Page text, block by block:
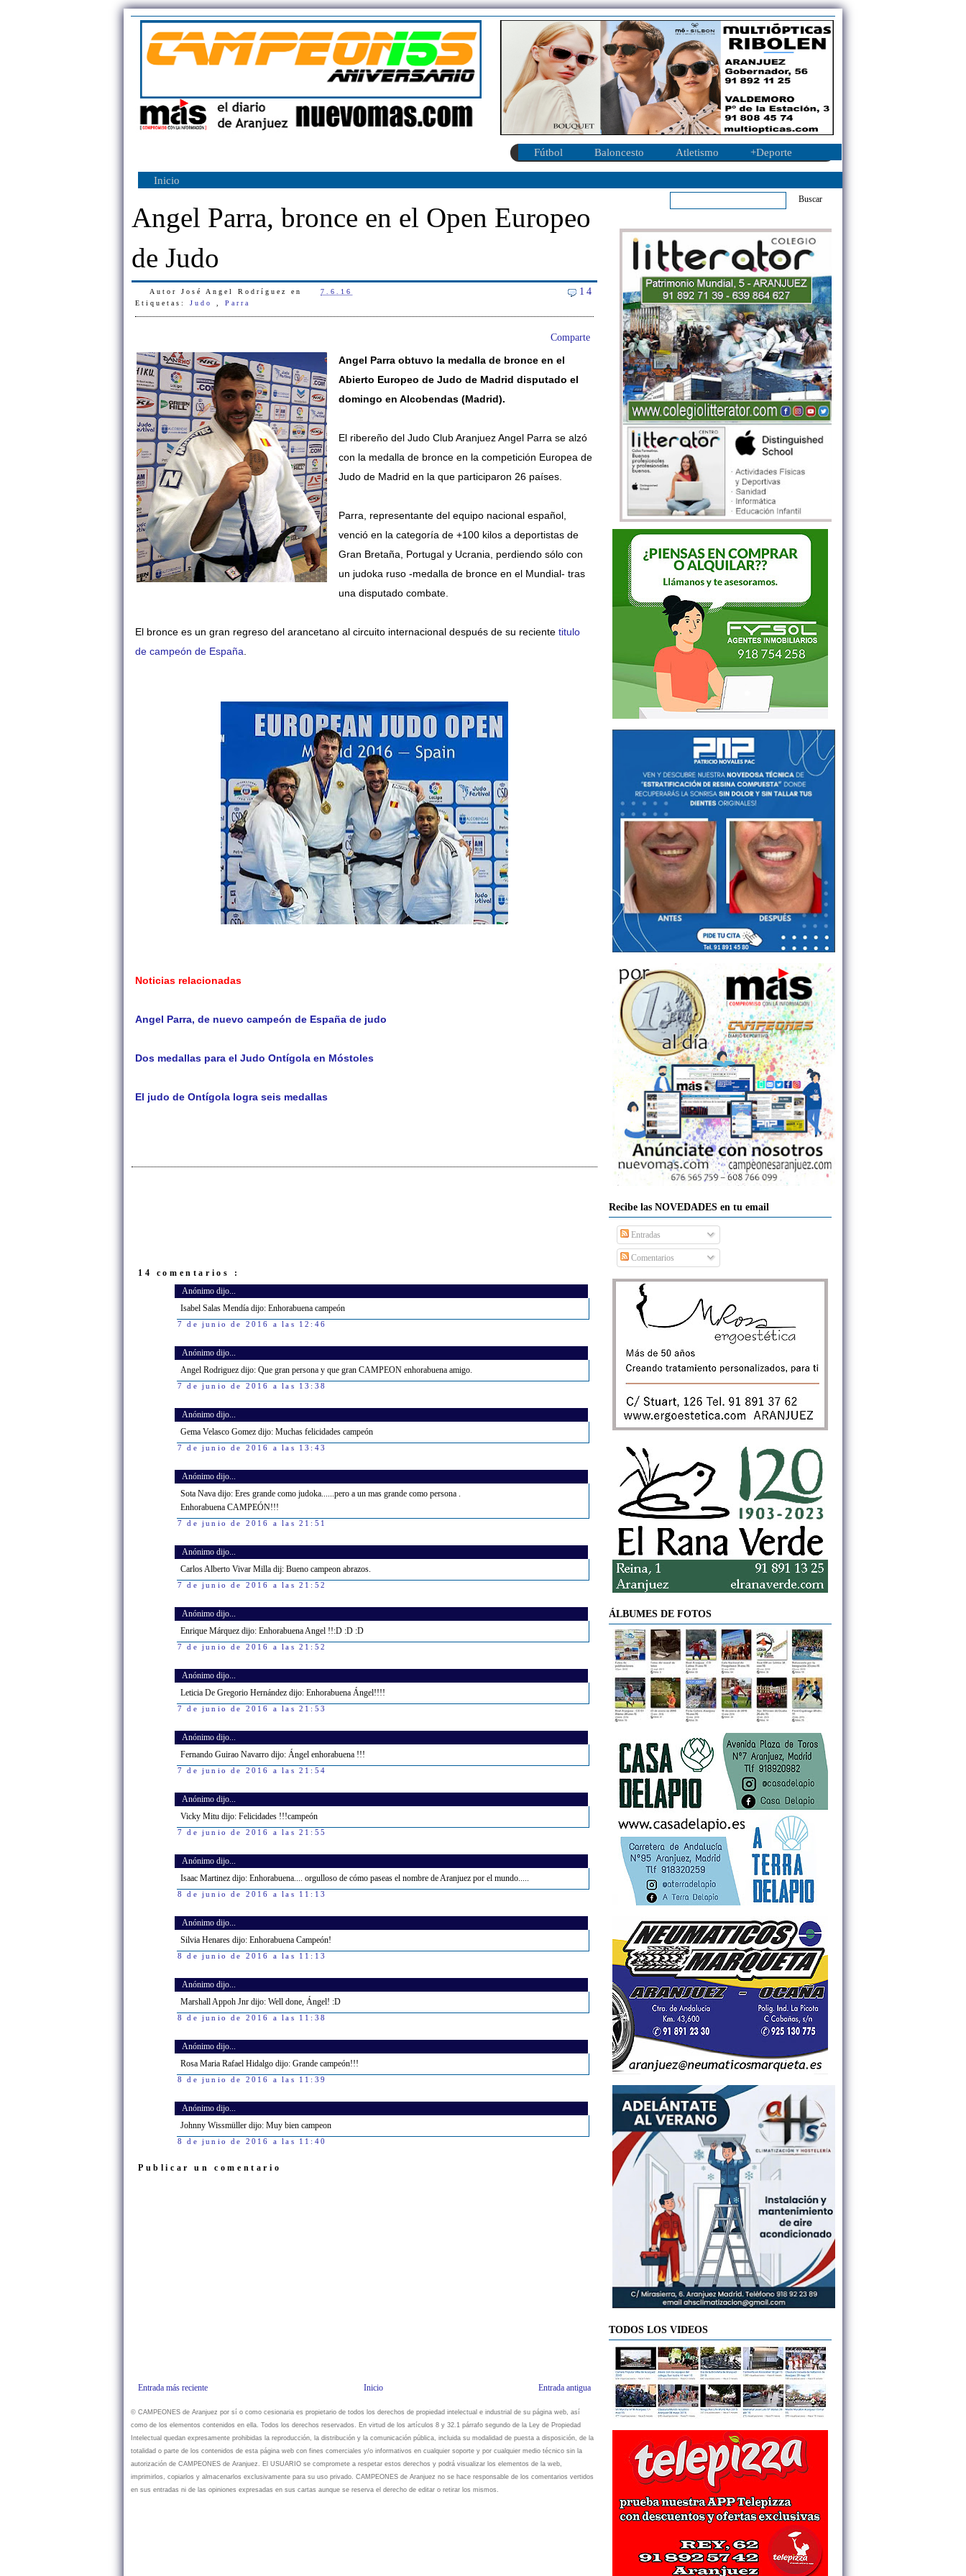
Fútbol Baloncesto Atletismo +Deporte
Inicio
Angel Parra, bronce en el Open Europeo
de Judo
Autor José Angel Rodríguez en 7.6.16 14
Etiquetas: Judo Parra
Comparte
Angel Parra obtuvo la medalla de bronce en el
Abierto Europeo de Judo de Madrid disputado el
domingo en Alcobendas (Madrid).
El ribereño del Judo Club Aranjuez Angel Parra se alzó
con la medalla de bronce en la competición Europea de
Judo de Madrid en la que participaron 26 países.
Parra, representante del equipo nacional español,
venció en la categoría de +100 kilos a deportistas de
Gran Bretaña, Portugal y Ucrania, perdiendo sólo con
un judoka ruso -medalla de bronce en el Mundial- tras
una disputado combate.
El bronce es un gran regreso del arancetano al circuito internacional después de su reciente titulo
de campeón de España.
Noticias relacionadas
Angel Parra, de nuevo campeón de España de judo
Dos medallas para el Judo Ontígola en Móstoles
El judo de Ontígola logra seis medallas
14 comentarios :
Anónimo dijo...
Isabel Salas Mendía dijo: Enhorabuena campeón
7 de junio de 2016 a las 12:46
Anónimo dijo...
Angel Rodriguez dijo: Que gran persona y que gran CAMPEON enhorabuena amigo.
7 de junio de 2016 a las 13:38
Anónimo dijo...
Gema Velasco Gomez dijo: Muchas felicidades campeón
7 de junio de 2016 a las 13:43
Anónimo dijo...
Sota Nava dijo: Eres grande como judoka......pero a un mas grande como persona .
Enhorabuena CAMPEÓN!!!
7 de junio de 2016 a las 21:51
Anónimo dijo...
Carlos Alberto Vivar Milla dij: Bueno campeon abrazos.
7 de junio de 2016 a las 21:52
Anónimo dijo...
Enrique Márquez dijo: Enhorabuena Angel !!:D :D :D
7 de junio de 2016 a las 21:52
Anónimo dijo...
Leticia De Gregorio Hernández dijo: Enhorabuena Ángel!!!!
7 de junio de 2016 a las 21:53
Anónimo dijo...
Fernando Guirao Navarro dijo: Ángel enhorabuena !!!
7 de junio de 2016 a las 21:54
Anónimo dijo...
Vicky Mitu dijo: Felicidades !!!campeón
7 de junio de 2016 a las 21:55
Anónimo dijo...
Isaac Martinez dijo: Enhorabuena.... orgulloso de cómo paseas el nombre de Aranjuez por el mundo.....
8 de junio de 2016 a las 11:13
Anónimo dijo...
Silvia Henares dijo: Enhorabuena Campeón!
8 de junio de 2016 a las 11:13
Anónimo dijo...
Marshall Appoh Jnr dijo: Well done, Ángel! :D
8 de junio de 2016 a las 11:38
Anónimo dijo...
Rosa Maria Rafael Hidalgo dijo: Grande campeón!!!
8 de junio de 2016 a las 11:39
Anónimo dijo...
Johnny Wissmüller dijo: Muy bien campeon
8 de junio de 2016 a las 11:40
Publicar un comentario
Entrada más reciente Entrada antigua
Inicio
© CAMPEONES de Aranjuez por sí o como cesionaria es propietario de todos los derechos de propiedad intelectual e industrial de su página web, así
como de los elementos contenidos en ella. Todos los derechos reservados. En virtud de los artículos 8 y 32.1 párrafo segundo de la Ley de Propiedad
Intelectual quedan expresamente prohibidas la reproducción, la distribución y la comunicación pública, incluida su modalidad de puesta a disposición, de la
totalidad o parte de los contenidos de esta página web con fines comerciales y/o informativos en cualquier soporte y por cualquier medio técnico sin la
autorización de CAMPEONES de Aranjuez. El USUARIO se compromete a respetar estos derechos y podrá visualizar los elementos de la web,
imprimirlos, copiarlos y almacenarlos exclusivamente para su uso privado. CAMPEONES de Aranjuez no se hace responsable de los comentarios vertidos
en sus entradas ni de las opiniones expresadas en sus cartas aunque se reserva el derecho de editar o retirar los mismos.
Recibe las NOVEDADES en tu email
Entradas
Comentarios
ÁLBUMES DE FOTOS
TODOS LOS VIDEOS